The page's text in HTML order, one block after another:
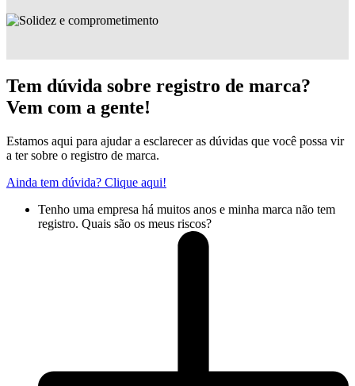
Tem dúvida sobre registro de marca?
Vem com a gente!
Estamos aqui para ajudar a esclarecer as dúvidas que você possa vir
a ter sobre o registro de marca.
Ainda tem dúvida? Clique aqui!
Tenho uma empresa há muitos anos e minha marca não tem
registro. Quais são os meus riscos?